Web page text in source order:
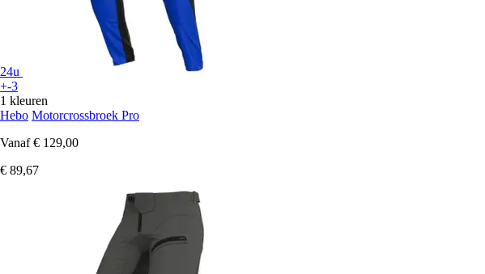
24u
+-3
1 kleuren
Hebo Motorcrossbroek Pro
Vanaf € 129,00
€ 89,67